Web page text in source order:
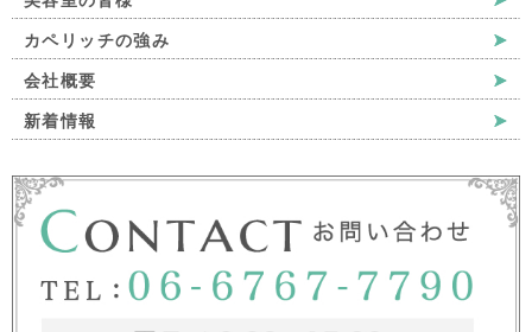
カペリッチの強み
会社概要
新着情報